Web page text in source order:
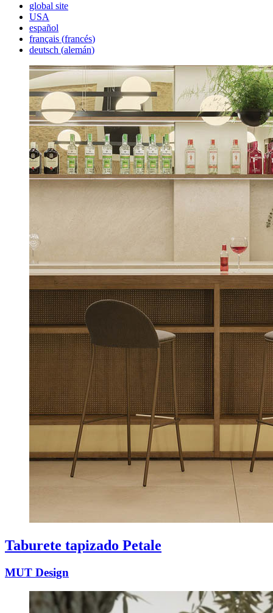
global site
USA
español
français (francés)
deutsch (alemán)
Taburete tapizado Petale
MUT Design